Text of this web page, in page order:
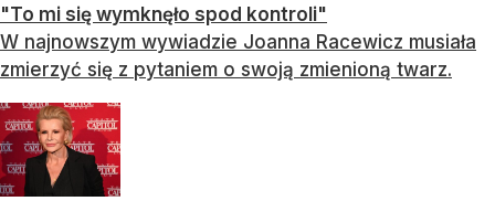
"To mi się wymknęło spod kontroli"
W najnowszym wywiadzie Joanna Racewicz musiała
zmierzyć się z pytaniem o swoją zmienioną twarz.